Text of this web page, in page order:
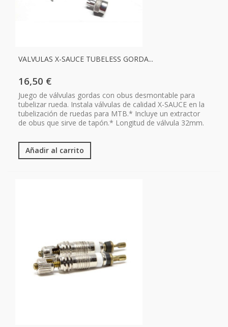
VALVULAS X-SAUCE TUBELESS GORDA...
16,50 €
Juego de válvulas gordas con obus desmontable para
tubelizar rueda. Instala válvulas de calidad X-SAUCE en la
tubelización de ruedas para MTB.* Incluye un extractor
de obus que sirve de tapón.* Longitud de válvula 32mm.
Añadir al carrito